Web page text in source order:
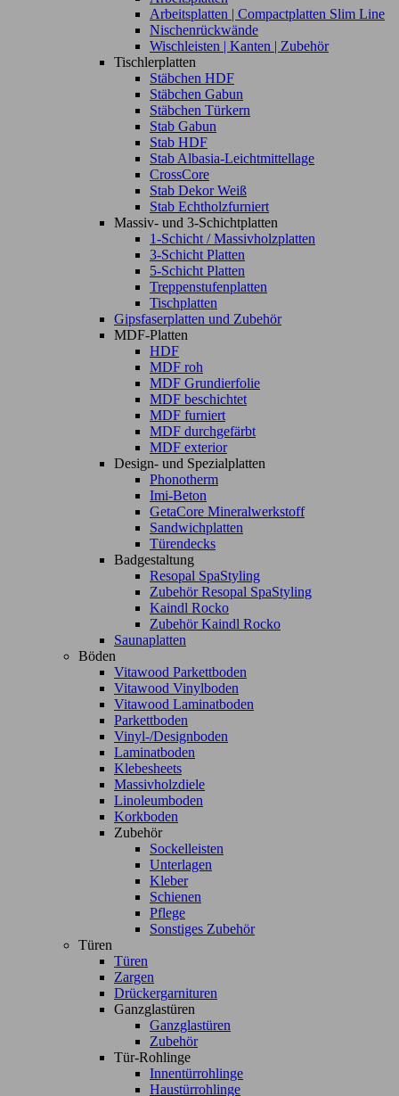
Arbeitsplatten | Compactplatten Slim Line
Nischenrückwände
Wischleisten | Kanten | Zubehör
Tischlerplatten
Stäbchen HDF
Stäbchen Gabun
Stäbchen Türkern
Stab Gabun
Stab HDF
Stab Albasia-Leichtmittellage
CrossCore
Stab Dekor Weiß
Stab Echtholzfurniert
Massiv- und 3-Schichtplatten
1-Schicht / Massivholzplatten
3-Schicht Platten
5-Schicht Platten
Treppenstufenplatten
Tischplatten
Gipsfaserplatten und Zubehör
MDF-Platten
HDF
MDF roh
MDF Grundierfolie
MDF beschichtet
MDF furniert
MDF durchgefärbt
MDF exterior
Design- und Spezialplatten
Phonotherm
Imi-Beton
GetaCore Mineralwerkstoff
Sandwichplatten
Türendecks
Badgestaltung
Resopal SpaStyling
Zubehör Resopal SpaStyling
Kaindl Rocko
Zubehör Kaindl Rocko
Saunaplatten
Böden
Vitawood Parkettboden
Vitawood Vinylboden
Vitawood Laminatboden
Parkettboden
Vinyl-/Designboden
Laminatboden
Klebesheets
Massivholzdiele
Linoleumboden
Korkboden
Zubehör
Sockelleisten
Unterlagen
Kleber
Schienen
Pflege
Sonstiges Zubehör
Türen
Türen
Zargen
Drückergarnituren
Ganzglastüren
Ganzglastüren
Zubehör
Tür-Rohlinge
Innentürrohlinge
Haustürrohlinge